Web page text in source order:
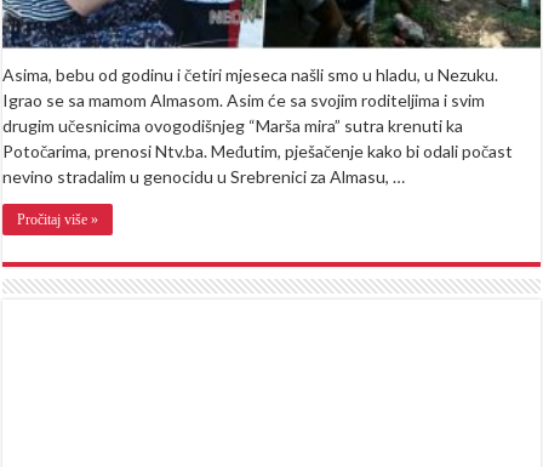
Asima, bebu od godinu i četiri mjeseca našli smo u hladu, u Nezuku.
Igrao se sa mamom Almasom. Asim će sa svojim roditeljima i svim
drugim učesnicima ovogodišnjeg “Marša mira” sutra krenuti ka
Potočarima, prenosi Ntv.ba. Međutim, pješačenje kako bi odali počast
nevino stradalim u genocidu u Srebrenici za Almasu, …
Pročitaj više »